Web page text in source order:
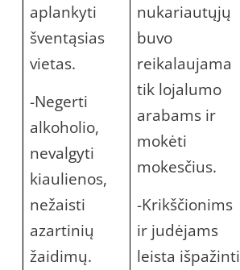
aplankyti
šventąsias
vietas.
-Negerti
alkoholio,
nevalgyti
kiaulienos,
nežaisti
azartinių
žaidimų.
nukariautųjų
buvo
reikalaujama
tik lojalumo
arabams ir
mokėti
mokesčius.
-Krikščionims
ir judėjams
leista išpažinti